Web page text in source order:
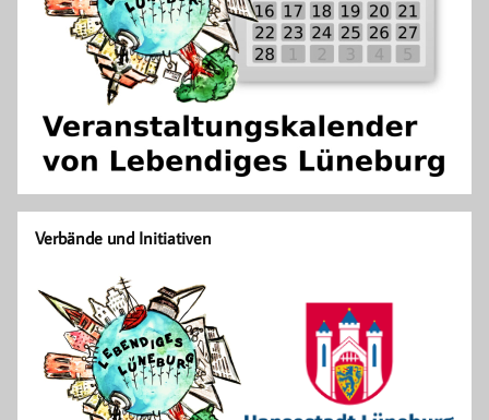
Verbände und Initiativen